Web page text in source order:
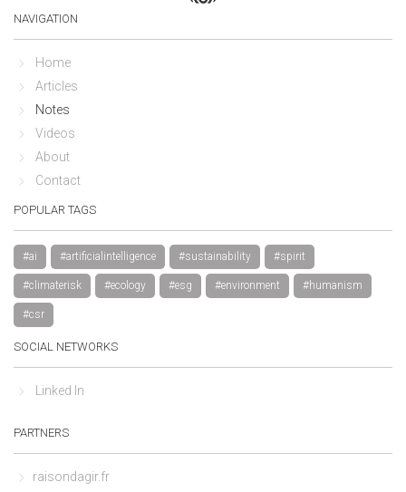
NAVIGATION
Home
Articles
Notes
Videos
About
Contact
POPULAR TAGS
#ai #artificialintelligence #sustainability #spirit
#climaterisk #ecology #esg #environment #humanism
#csr
SOCIAL NETWORKS
Linked In
PARTNERS
raisondagir.fr